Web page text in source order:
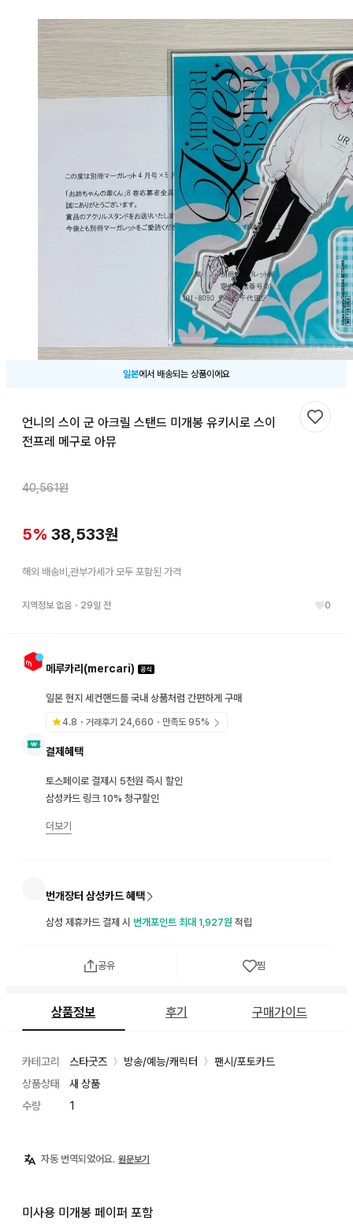
일본에서 배송되는 상품이에요
언니의 스이 군 아크릴 스탠드 미개봉 유키시로 스이
전프레 메구로 아뮤
40,561원
5% 38,533원
해외 배송비,관부가세가 모두 포함된 가격
지역정보 없음 ・ 29일 전 0
메루카리(mercari)
일본 현지 세컨핸드를 국내 상품처럼 간편하게 구매
4.8 ・거래후기 24,660 ・만족도95%
결제혜택
토스페이로 결제시 5천원 즉시 할인
삼성카드 링크 10% 청구할인
더보기
번개장터 삼성카드 혜택
삼성 제휴카드 결제 시 번개포인트 최대 1,927원 적립
찜하기
공유 찜
상품정보 후기 구매가이드
카테고리 스타굿즈 〉 방송/예능/캐릭터 〉
팬시/포토카드
상품상태
새 상품
수량
1
자동 번역되었어요. 원문보기
미사용 미개봉 페이퍼 포함